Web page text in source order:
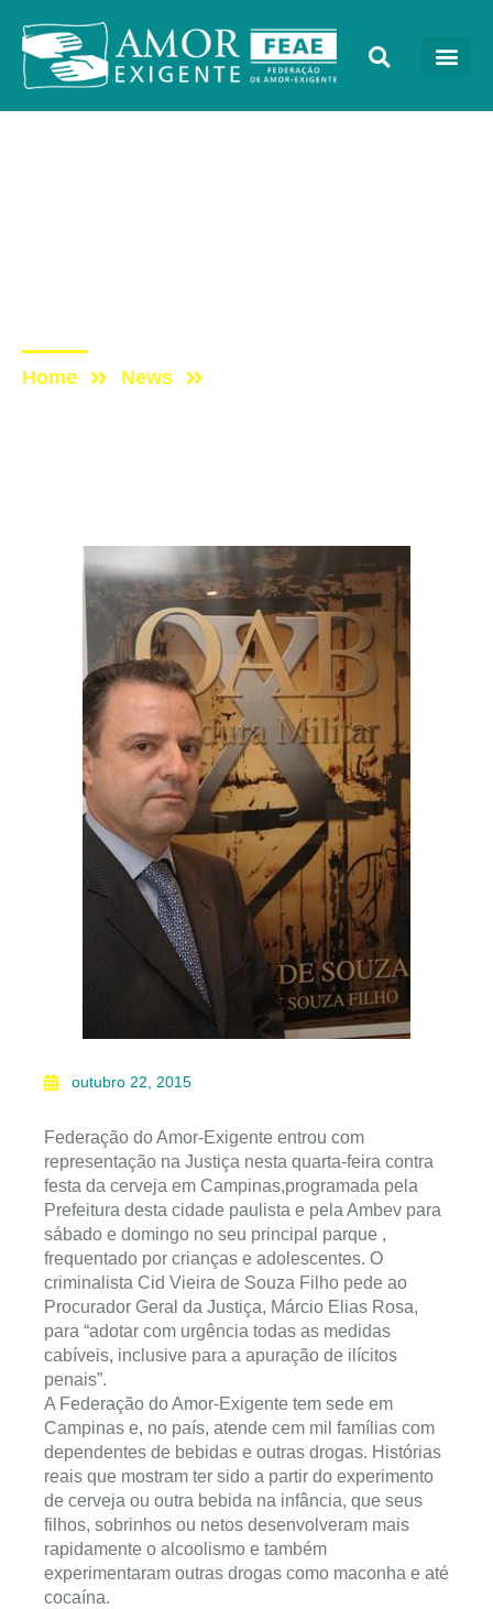
Home News
outubro 22, 2015
Federação do Amor-Exigente entrou com
representação na Justiça nesta quarta-feira contra
festa da cerveja em Campinas,programada pela
Prefeitura desta cidade paulista e pela Ambev para
sábado e domingo no seu principal parque ,
frequentado por crianças e adolescentes. O
criminalista Cid Vieira de Souza Filho pede ao
Procurador Geral da Justiça, Márcio Elias Rosa,
para “adotar com urgência todas as medidas
cabíveis, inclusive para a apuração de ilícitos
penais”.
A Federação do Amor-Exigente tem sede em
Campinas e, no país, atende cem mil famílias com
dependentes de bebidas e outras drogas. Histórias
reais que mostram ter sido a partir do experimento
de cerveja ou outra bebida na infância, que seus
filhos, sobrinhos ou netos desenvolveram mais
rapidamente o alcoolismo e também
experimentaram outras drogas como maconha e até
cocaína.